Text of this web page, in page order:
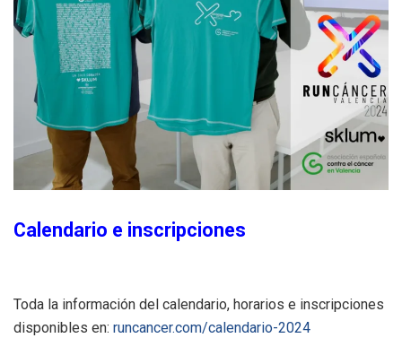
Calendario e inscripciones
Toda la información del calendario, horarios e inscripciones
disponibles en: runcancer.com/calendario-2024